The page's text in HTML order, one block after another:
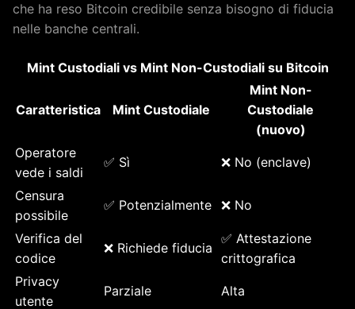
che ha reso Bitcoin credibile senza bisogno di fiducia
nelle banche centrali.
Mint Custodiali vs Mint Non-Custodiali su Bitcoin
Caratteristica Mint Custodiale
Mint Non-
Custodiale
(nuovo)
Operatore
vede i saldi
✅ Sì ❌ No (enclave)
Censura
possibile
✅ Potenzialmente ❌ No
Verifica del
codice
❌ Richiede fiducia
✅ Attestazione
crittografica
Privacy
utente
Parziale Alta